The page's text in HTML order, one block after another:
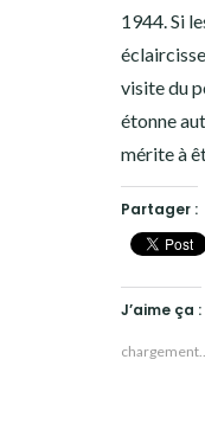
1944. Si
visite du
étonne
mérite à
Partager :
J’aime ça :
chargement…